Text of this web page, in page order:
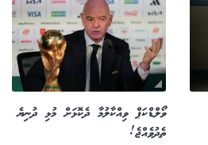
ވޯލްޑްކަޕް ވިއްކާލުމާ ދެކޮޅަށް މުޅި ދުނިޔެ
ތެދުވެއްޖެ!